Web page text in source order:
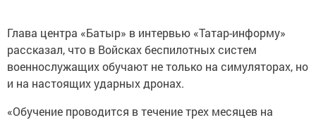
Глава центра «Батыр» в интервью «Татар-информу»
рассказал, что в Войсках беспилотных систем
военнослужащих обучают не только на симуляторах, но
и на настоящих ударных дронах.
«Обучение проводится в течение трех месяцев на